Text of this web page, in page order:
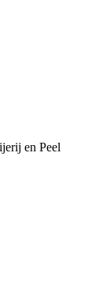
en Peel